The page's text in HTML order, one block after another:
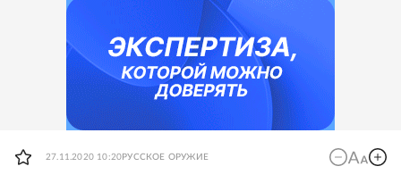
27.11.2020 10:20 РУССКОЕ ОРУЖИЕ